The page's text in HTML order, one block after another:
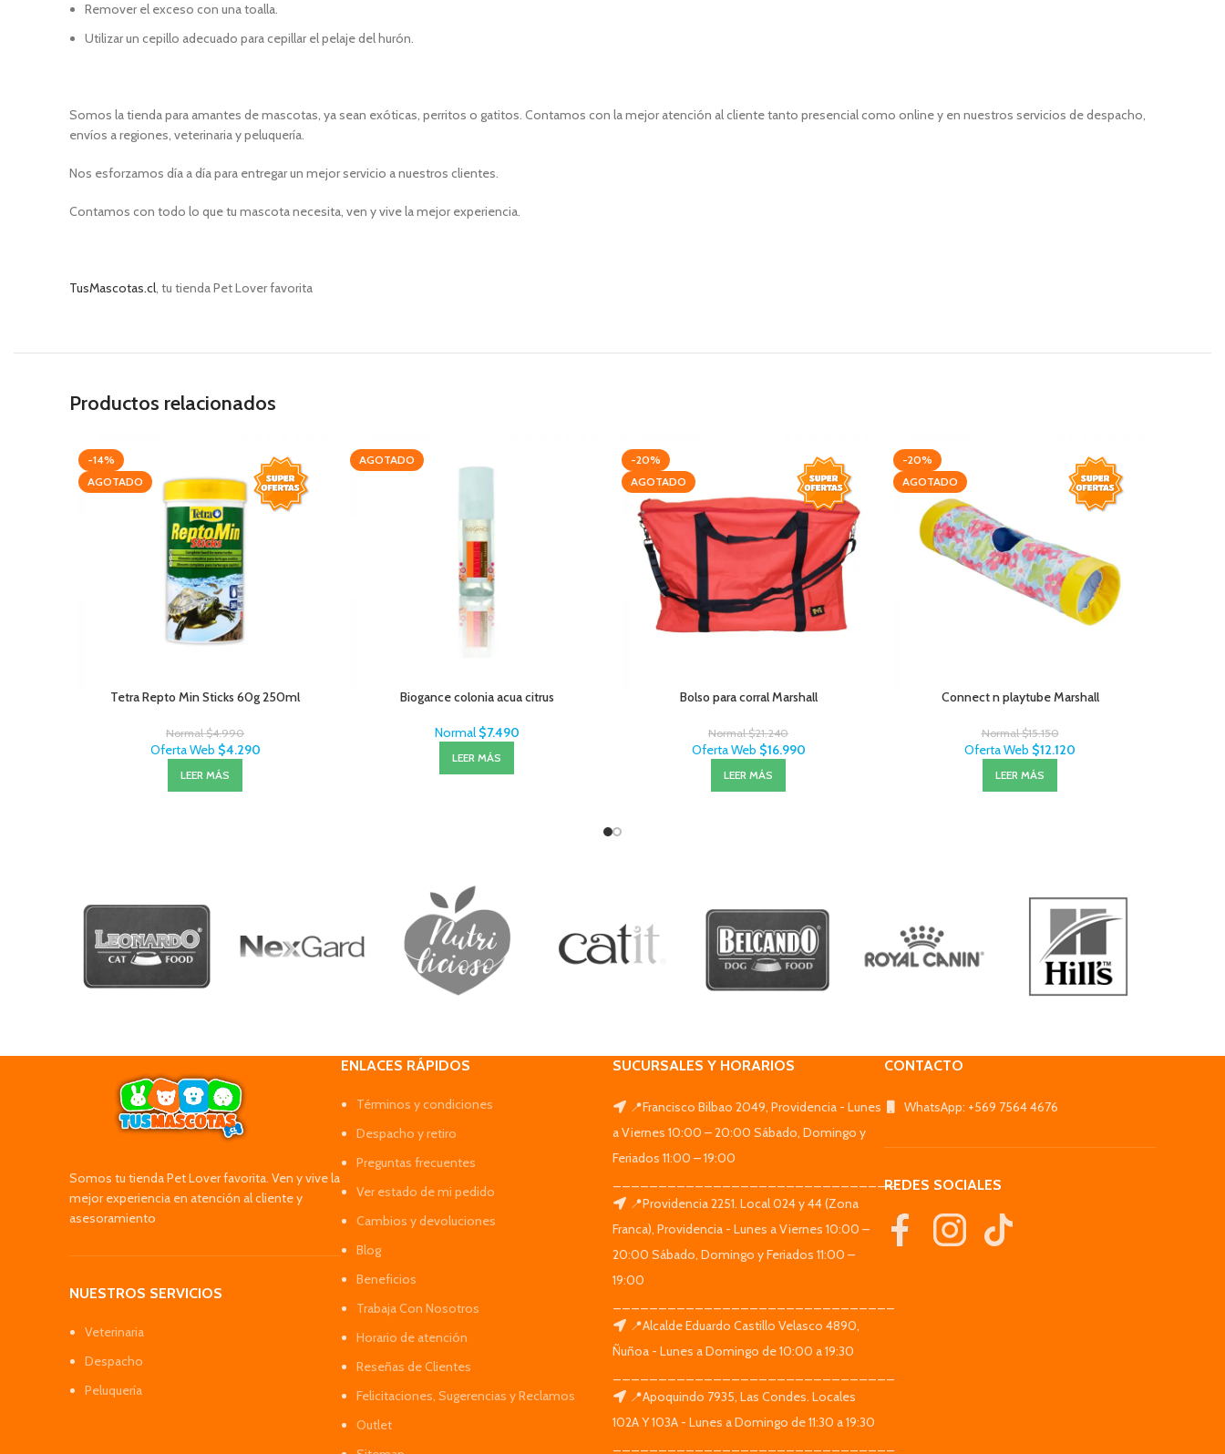
Remover el exceso con una toalla.
Utilizar un cepillo adecuado para cepillar el pelaje del hurón.
Somos la tienda para amantes de mascotas, ya sean exóticas, perritos o gatitos. Contamos con la mejor atención al cliente tanto presencial como online y en nuestros servicios de despacho,
envíos a regiones, veterinaria y peluquería.
Nos esforzamos día a día para entregar un mejor servicio a nuestros clientes.
Contamos con todo lo que tu mascota necesita, ven y vive la mejor experiencia.
TusMascotas.cl, tu tienda Pet Lover favorita
Productos relacionados
-14%
AGOTADO
Tetra Repto Min Sticks 60g 250ml
Normal$4.990
Oferta Web $4.290
LEER MÁS
AGOTADO
Biogance colonia acua citrus
Normal $7.490
LEER MÁS
-20%
AGOTADO
Bolso para corral Marshall
Normal$21.240
Oferta Web $16.990
LEER MÁS
-20%
AGOTADO
Connect n playtube Marshall
Normal$15.150
Oferta Web $12.120
LEER MÁS
Somos tu tienda Pet Lover favorita. Ven y vive la
mejor experiencia en atención al cliente y
asesoramiento
NUESTROS SERVICIOS
Veterinaria
Despacho
Peluquería
ENLACES RÁPIDOS
Términos y condiciones
Despacho y retiro
Preguntas frecuentes
Ver estado de mi pedido
Cambios y devoluciones
Blog
Beneficios
Trabaja Con Nosotros
Horario de atención
Reseñas de Clientes
Felicitaciones, Sugerencias y Reclamos
Outlet
SUCURSALES Y HORARIOS
📍Francisco Bilbao 2049, Providencia - Lunes
a Viernes 10:00 – 20:00 Sábado, Domingo y
Feriados 11:00 – 19:00
_______________________________
📍Providencia 2251. Local 024 y 44 (Zona
Franca), Providencia - Lunes a Viernes 10:00 –
20:00 Sábado, Domingo y Feriados 11:00 –
19:00
📍Alcalde Eduardo Castillo Velasco 4890,
Ñuñoa - Lunes a Domingo de 10:00 a 19:30
📍Apoquindo 7935, Las Condes. Locales
102A Y 103A - Lunes a Domingo de 11:30 a 19:30
CONTACTO
WhatsApp: +569 7564 4676
REDES SOCIALES